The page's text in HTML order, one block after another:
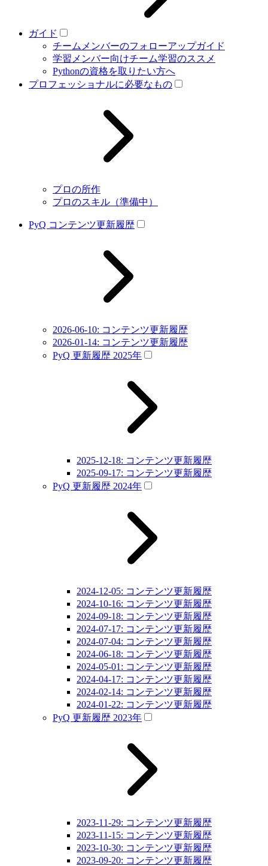
ガイド
チームメンバーのフォローアップガイド
学習メンバー向けチーム学習のススメ
Pythonの資格を取りたい方へ
プロフェッショナルに必要なもの
プロの所作
プロのスキル（準備中）
PyQ コンテンツ更新履歴
2026-06-10: コンテンツ更新履歴
2026-01-14: コンテンツ更新履歴
PyQ 更新履歴 2025年
2025-12-18: コンテンツ更新履歴
2025-09-17: コンテンツ更新履歴
PyQ 更新履歴 2024年
2024-12-05: コンテンツ更新履歴
2024-10-16: コンテンツ更新履歴
2024-09-18: コンテンツ更新履歴
2024-07-17: コンテンツ更新履歴
2024-07-04: コンテンツ更新履歴
2024-06-18: コンテンツ更新履歴
2024-05-01: コンテンツ更新履歴
2024-04-17: コンテンツ更新履歴
2024-02-14: コンテンツ更新履歴
2024-01-22: コンテンツ更新履歴
PyQ 更新履歴 2023年
2023-11-29: コンテンツ更新履歴
2023-11-15: コンテンツ更新履歴
2023-10-30: コンテンツ更新履歴
2023-09-20: コンテンツ更新履歴